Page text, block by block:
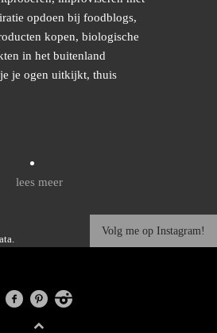
opdoen bij foodblogs,
kopen, biologische
in het buitenland
je ogen uitkijkt, thuis
lees meer
Volg me op Instagram!